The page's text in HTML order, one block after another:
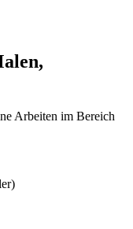
Arbeiten im Bereich